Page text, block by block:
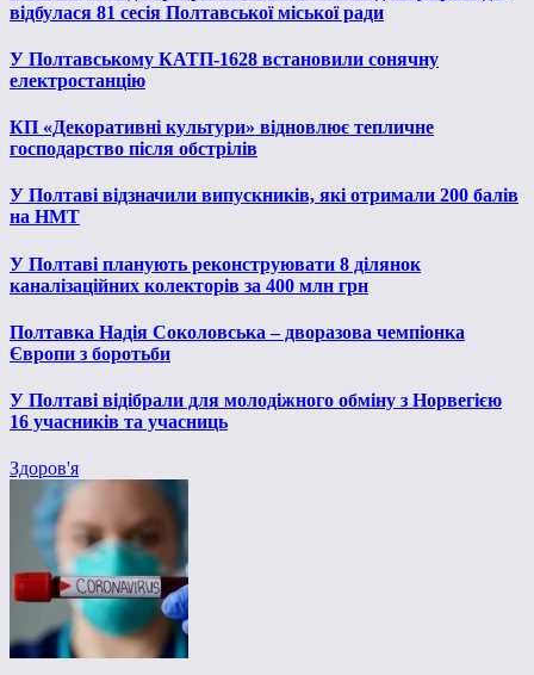
відбулася 81 сесія Полтавської міської ради
У Полтавському КАТП-1628 встановили сонячну
електростанцію
КП «Декоративні культури» відновлює тепличне
господарство після обстрілів
У Полтаві відзначили випускників, які отримали 200 балів
на НМТ
У Полтаві планують реконструювати 8 ділянок
каналізаційних колекторів за 400 млн грн
Полтавка Надія Соколовська – дворазова чемпіонка
Європи з боротьби
У Полтаві відібрали для молодіжного обміну з Норвегією
16 учасників та учасниць
Здоров'я